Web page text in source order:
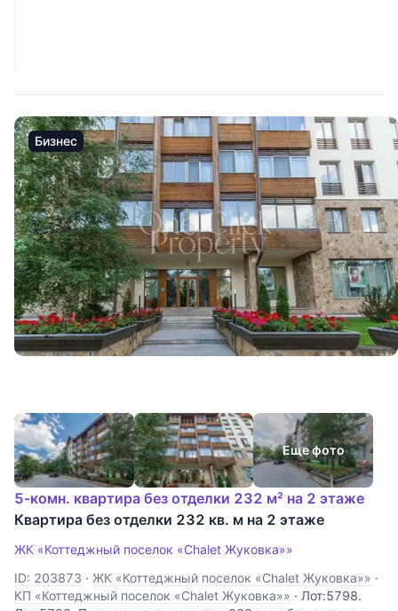
Бизнес
Еще фото
5-комн. квартира без отделки 232 м² на 2 этаже
Квартира без отделки 232 кв. м на 2 этаже
ЖК «Коттеджный поселок «Chalet Жуковка»»
ID: 203873 · ЖК «Коттеджный поселок «Chalet Жуковка»» ·
КП «Коттеджный поселок «Chalet Жуковка»» · Лот:5798.